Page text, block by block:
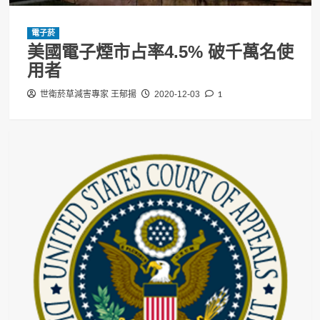
電子菸
美國電子煙市占率4.5% 破千萬名使
用者
世衛菸草減害專家 王郁揚 2020-12-03 1